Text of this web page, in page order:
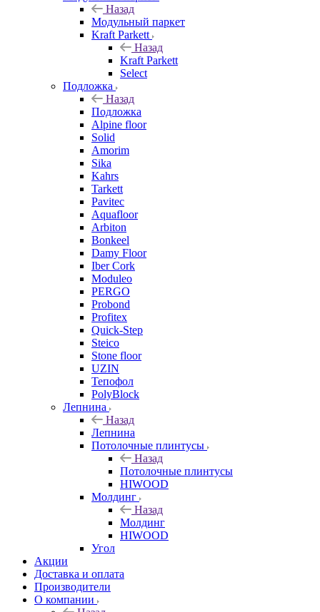
Назад
Модульный паркет
Kraft Parkett
Назад
Kraft Parkett
Select
Подложка
Назад
Подложка
Alpine floor
Solid
Amorim
Sika
Kahrs
Tarkett
Pavitec
Aquafloor
Arbiton
Bonkeel
Damy Floor
Iber Cork
Moduleo
PERGO
Probond
Profitex
Quick-Step
Steico
Stone floor
UZIN
Тепофол
PolyBlock
Лепнина
Назад
Лепнина
Потолочные плинтусы
Назад
Потолочные плинтусы
HIWOOD
Молдинг
Назад
Молдинг
HIWOOD
Угол
Акции
Доставка и оплата
Производители
О компании